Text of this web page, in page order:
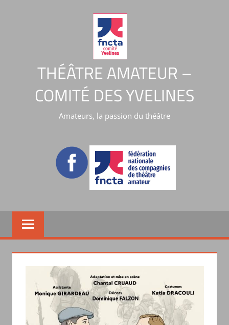
THÉÂTRE AMATEUR –
COMITÉ DES YVELINES
Amateurs, la passion du théâtre